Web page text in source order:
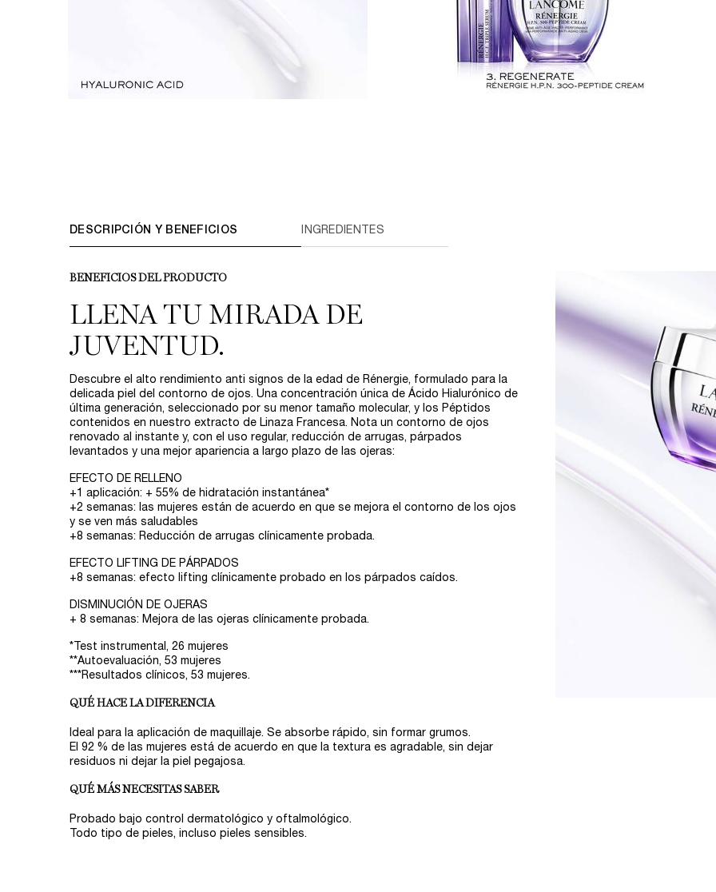
DESCRIPCIÓN Y BENEFICIOS INGREDIENTES
BENEFICIOS DEL PRODUCTO​
LLENA TU MIRADA DE
JUVENTUD.​
Descubre el alto rendimiento anti signos de la edad de Rénergie, formulado para la
delicada piel del contorno de ojos. Una concentración única de Ácido Hialurónico de
última generación, seleccionado por su menor tamaño molecular, y los Péptidos
contenidos en nuestro extracto de Linaza Francesa. Nota un contorno de ojos
renovado al instante y, con el uso regular, reducción de arrugas, párpados
levantados y una mejor apariencia a largo plazo de las ojeras:​
EFECTO DE RELLENO​
+1 aplicación: + 55% de hidratación instantánea*​
+2 semanas: las mujeres están de acuerdo en que se mejora el contorno de los ojos
y se ven más saludables​
+8 semanas: Reducción de arrugas clínicamente probada.​
EFECTO LIFTING DE PÁRPADOS
+8 semanas: efecto lifting clínicamente probado en los párpados caídos.​
DISMINUCIÓN DE OJERAS​
+ 8 semanas: Mejora de las ojeras clínicamente probada.​
*Test instrumental, 26 mujeres​
**Autoevaluación, 53 mujeres​
***Resultados clínicos, 53 mujeres.​
QUÉ HACE LA DIFERENCIA​
Ideal para la aplicación de maquillaje. Se absorbe rápido, sin formar grumos.
El 92 % de las mujeres está de acuerdo en que la textura es agradable, sin dejar
residuos ni dejar la piel pegajosa.​
QUÉ MÁS NECESITAS SABER​
Probado bajo control dermatológico y oftalmológico.​
Todo tipo de pieles, incluso pieles sensibles.​